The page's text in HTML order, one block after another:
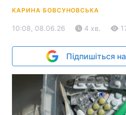
КАРИНА БОВСУНОВСЬКА
10:08, 08.06.26 4 хв.
Підпишіться